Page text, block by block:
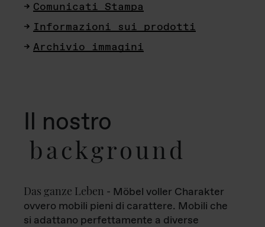
Comunicati Stampa
Informazioni sui prodotti
Archivio immagini
Il nostro
background
Das ganze Leben - Möbel voller Charakter
ovvero mobili pieni di carattere. Mobili che
si adattano perfettamente a diverse